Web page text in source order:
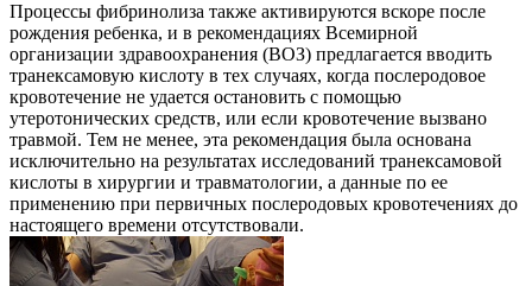
Процессы фибринолиза также активируются вскоре после
рождения ребенка, и в рекомендациях Всемирной
организации здравоохранения (ВОЗ) предлагается вводить
транексамовую кислоту в тех случаях, когда послеродовое
кровотечение не удается остановить с помощью
утеротонических средств, или если кровотечение вызвано
травмой. Тем не менее, эта рекомендация была основана
исключительно на результатах исследований транексамовой
кислоты в хирургии и травматологии, а данные по ее
применению при первичных послеродовых кровотечениях до
настоящего времени отсутствовали.